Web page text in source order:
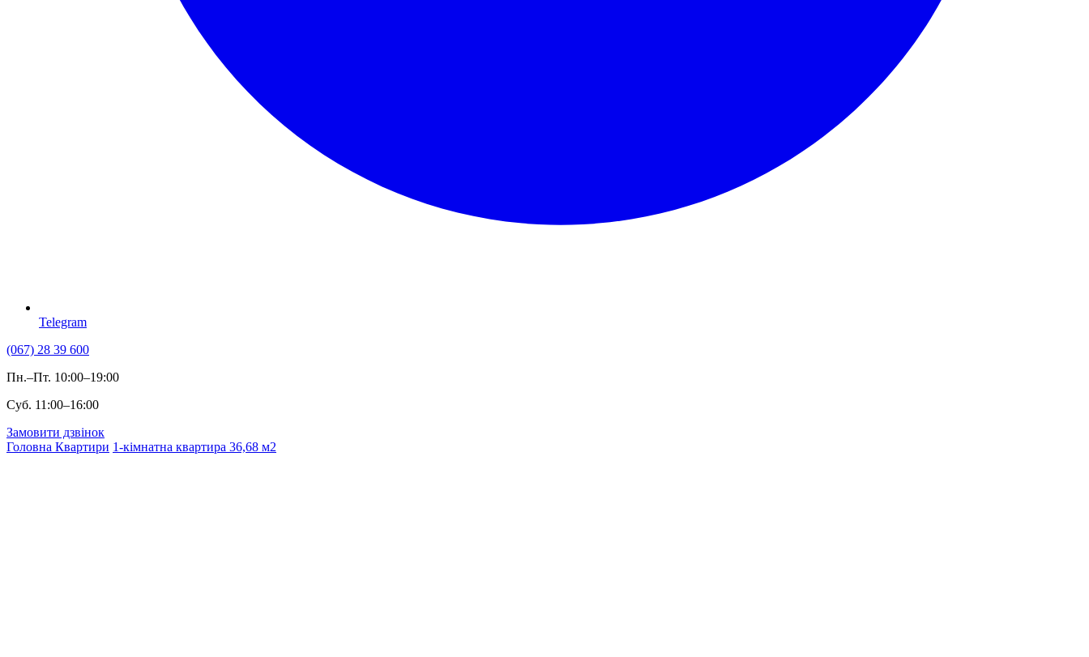
Telegram
(067) 28 39 600
Пн.–Пт. 10:00–19:00
Суб. 11:00–16:00
Замовити дзвінок
Головна Квартири 1-кімнатна квартира 36,68 м2